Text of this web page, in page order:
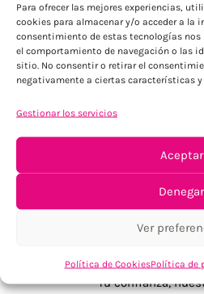
Para ofrecer las mejores experiencias,
cookies para almacenar y/o acceder a la
consentimiento de estas tecnologías
el comportamiento de navegación o las
sitio. No consentir o retirar el
negativamente a ciertas características y
Gestionar los servicios
Aceptar
Denegar
Ver
Política de CookiesPolítica de
ENVÍOS
Tu confianza,